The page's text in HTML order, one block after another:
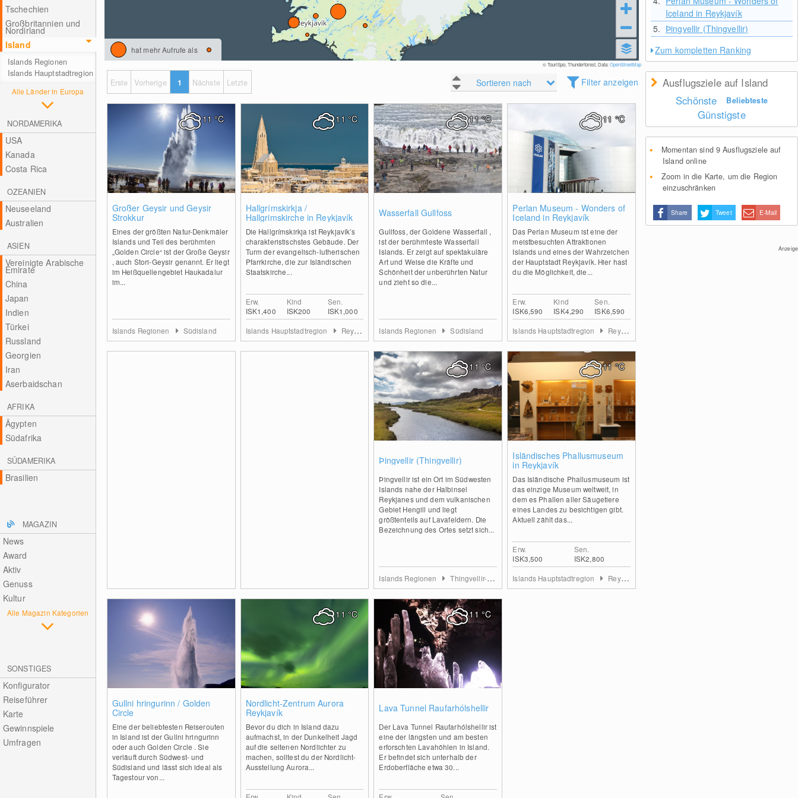
Tschechien
Großbritannien und
Nordirland
Alle Länder in Europa
Island
Islands Regionen
Islands Hauptstadtregion
NORDAMERIKA
USA
Kanada
Costa Rica
OZEANIEN
Neuseeland
Australien
ASIEN
Vereinigte Arabische
Emirate
China
Japan
Indien
Türkei
Russland
Georgien
Iran
Aserbaidschan
AFRIKA
Ägypten
Südafrika
SÜDAMERIKA
Brasilien
MAGAZIN
News
Award
Aktiv
Genuss
Kultur
Alle Magazin Kategorien
SONSTIGES
Konfigurator
Reiseführer
Karte
Gewinnspiele
Umfragen
hat mehr Aufrufe als
© TouriSpo, Thunderforest, Data:OpenStreetMap
Sortieren nach Filter anzeigen
Erste Vorherige 1 Nächste Letzte
Großer Geysir und Geysir
Strokkur
Eines der größten Natur-Denkmäler
Islands und Teil des berühmten
„Golden Circle“ ist der Große Geysir
, auch Stori-Geysir genannt. Er liegt
im Heißquellengebiet Haukadalur
im...
11°C
Islands Regionen Südisland
Hallgrímskirkja /
Hallgrimskirche in Reykjavík
Die Hallgrímskirkja ist Reykjavík’s
charakteristischstes Gebäude. Der
Turm der evangelisch-lutherischen
Pfarrkirche, die zur Isländischen
Staatskirche...
Erw.
ISK1,400
Kind
ISK200
Sen.
ISK1,000
11°C
Islands Hauptstadtregion Reykjavik
Wasserfall Gullfoss
Gullfoss, der Goldene Wasserfall ,
ist der berühmteste Wasserfall
Islands. Er zeigt auf spektakuläre
Art und Weise die Kräfte und
Schönheit der unberührten Natur
und zieht so die...
11°C
Islands Regionen Südisland
Perlan Museum - Wonders of
Iceland in Reykjavík
Das Perlan Museum ist eine der
meistbesuchten Attraktionen
Islands und eines der Wahrzeichen
der Hauptstadt Reykjavík. Hier hast
du die Möglichkeit, die...
Erw.
ISK6,590
Kind
ISK4,290
Sen.
ISK6,590
11°C
Islands Hauptstadtregion Reykjavik
Þingvellir (Thingvellir)
Þingvellir ist ein Ort im Südwesten
Islands nahe der Halbinsel
Reykjanes und dem vulkanischen
Gebiet Hengill und liegt
größtenteils auf Lavafeldern. Die
Bezeichnung des Ortes setzt sich...
11 °C
Islands Regionen Thingvellir-Nationalpark
Isländisches Phallusmuseum
in Reykjavík
Das Isländische Phallusmuseum ist
das einzige Museum weltweit, in
dem es Phallen aller Säugetiere
eines Landes zu besichtigen gibt.
Aktuell zählt das...
Erw.
ISK3,500
Sen.
ISK2,800
11°C
Islands Hauptstadtregion Reykjavik
Gullni hringurinn / Golden
Circle
Eine der beliebtesten Reiserouten
in Island ist der Gullni hringurinn
oder auch Golden Circle . Sie
verläuft durch Südwest- und
Südisland und lässt sich ideal als
Tagestour von...
Nordlicht-Zentrum Aurora
Reykjavík
Bevor du dich in Island dazu
aufmachst, in der Dunkelheit Jagd
auf die seltenen Nordlichter zu
machen, solltest du der Nordlicht-
Ausstellung Aurora...
11°C
Lava Tunnel Raufarhólshellir
Der Lava Tunnel Raufarhólshellir ist
eine der längsten und am besten
erforschten Lavahöhlen in Island.
Er befindet sich unterhalb der
Erdoberfläche etwa 30...
11 °C
Iceland in Reykjavík
5. Þingvellir (Thingvellir)
Zum kompletten Ranking
Ausflugsziele auf Island
Schönste
Beliebteste
Günstigste
Momentan sind 9 Ausflugsziele auf
Island online
Zoom in die Karte, um die Region
einzuschränken
Share Tweet E-Mail
Anzeige